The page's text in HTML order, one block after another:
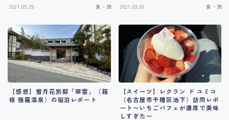
2021.05.29 食・旅 2021.03.26 食・旅
【感想】雪月花別邸「翠雲」（箱
根 強羅温泉）の宿泊レポート
【スイーツ】レクラン ド ユミコ
（名古屋市千種区池下）訪問レポ
ート〜いちごパフェが濃厚で美味
しすぎた〜